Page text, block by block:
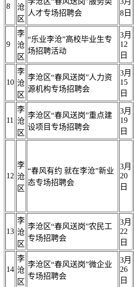
8
沧
区
人才专场招聘会
8日
9
李
沧
区
“乐业李沧”高校毕业生专
场招聘活动
3月
12
日
10
李
沧
区
李沧区“春风送岗”人力资
源机构专场招聘会
3月
15
日
11
李
沧
区
李沧区“春风送岗”重点建
设项目专场招聘会
3月
19
日
12
李
沧
区
“春风有约 就在李沧”新业
态专场招聘会
3月
20
日
13
李
沧
区
李沧区“春风送岗”农民工
专场招聘会
3月
22
日
14
李
沧
区
李沧区“春风送岗”微企业
专场招聘会
3月
26
日